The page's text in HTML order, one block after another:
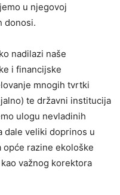
u njegovoj
donosi.
nadilazi naše
i financijske
mnogih tvrtki
te državni institucija
ulogu nevladinih
dale veliki doprinos u
razine ekološke
važnog korektora